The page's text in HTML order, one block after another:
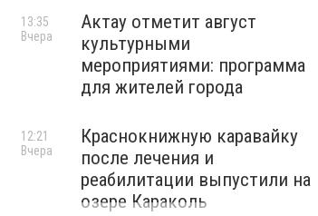
Актау отметит август
культурными
мероприятиями: программа
для жителей города
13:35
Вчера
Краснокнижную каравайку
после лечения и
реабилитации выпустили на
озере Караколь
12:21
Вчера